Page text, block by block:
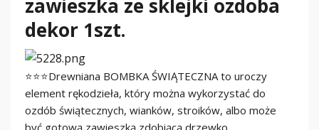
zawieszka ze sklejki ozdoba
dekor 1szt.
⭐⭐⭐Drewniana BOMBKA ŚWIĄTECZNA to uroczy
element rękodzieła, który można wykorzystać do
ozdób świątecznych, wianków, stroików, albo może
być gotową zawieszką zdobiącą drzewko